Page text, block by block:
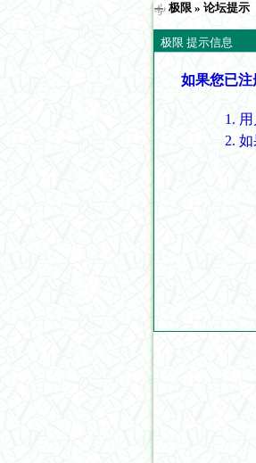
极限 » 论坛提示
极限 提示信息
如果您已
如